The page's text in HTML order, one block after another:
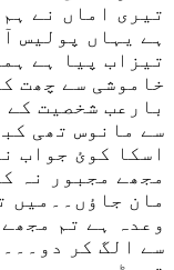
تیری اماں نے
ہے یہاں پولیس
تیزاب پیا ہے
خاموشی سے چھت
بارعب شخصیت
سے مانوس تھی
اسکا کوئ جواب
مجھے مجبور نہ
مان جاؤں۔۔میں
وعدہ ہے تم
سے الگ کر دو۔۔۔